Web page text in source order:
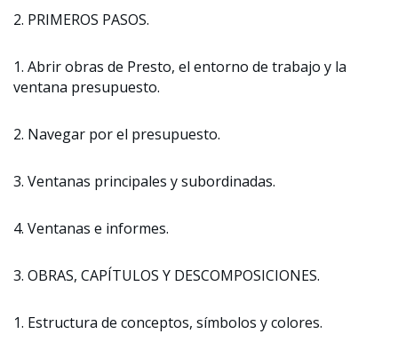
2. PRIMEROS PASOS.
1. Abrir obras de Presto, el entorno de trabajo y la
ventana presupuesto.
2. Navegar por el presupuesto.
3. Ventanas principales y subordinadas.
4. Ventanas e informes.
3. OBRAS, CAPÍTULOS Y DESCOMPOSICIONES.
1. Estructura de conceptos, símbolos y colores.